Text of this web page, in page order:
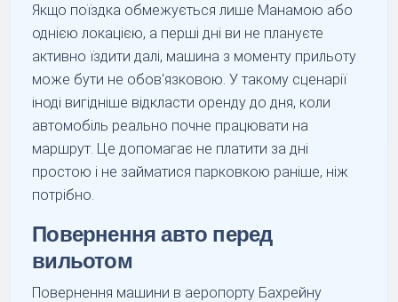
Якщо поїздка обмежується лише Манамою або
однією локацією, а перші дні ви не плануєте
активно їздити далі, машина з моменту прильоту
може бути не обов'язковою. У такому сценарії
іноді вигідніше відкласти оренду до дня, коли
автомобіль реально почне працювати на
маршрут. Це допомагає не платити за дні
простою і не займатися парковкою раніше, ніж
потрібно.
Повернення авто перед
вильотом
Повернення машини в аеропорту Бахрейну